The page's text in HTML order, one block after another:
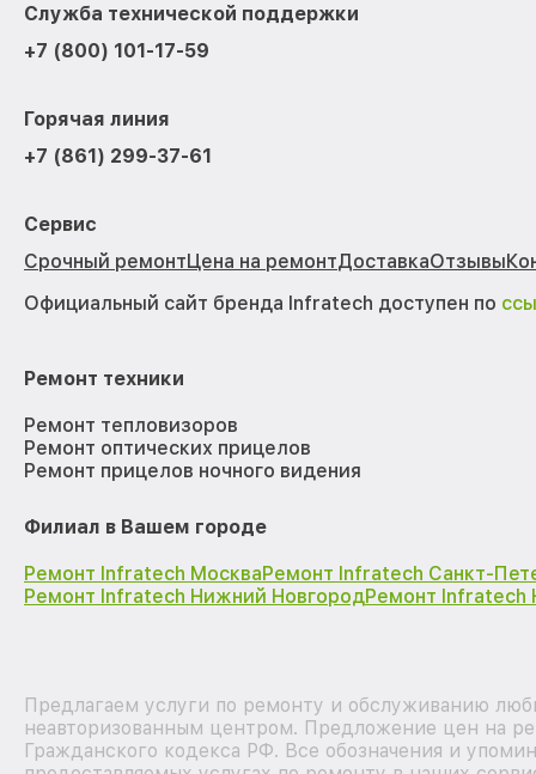
Служба технической поддержки
+7 (800) 101-17-59
Горячая линия
+7 (861) 299-37-61
Сервис
Срочный ремонтЦена на ремонтДоставкаОтзывы
Официальный сайт бренда Infratech доступен по
Ремонт техники
Ремонт тепловизоров
Ремонт оптических прицелов
Ремонт прицелов ночного видения
Филиал в Вашем городе
Ремонт Infratech МоскваРемонт Infratech Санкт-
Ремонт Infratech Нижний НовгородРемонт Infratech
Предлагаем услуги по ремонту и обслуживанию
неавторизованным центром. Предложение цен на
Гражданского кодекса РФ. Все обозначения и